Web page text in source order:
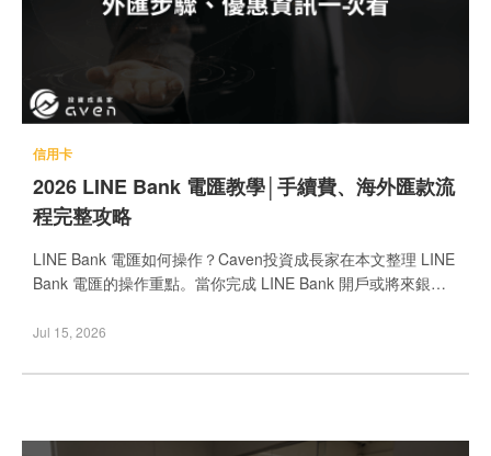
信用卡
2026 LINE Bank 電匯教學│手續費、海外匯款流
程完整攻略
LINE Bank 電匯如何操作？Caven投資成長家在本文整理 LINE
Bank 電匯的操作重點。當你完成 LINE Bank 開戶或將來銀行
Bank 電匯與將來銀行外匯教學的使用差異。此外，更多 LINE
Jul 15, 2026